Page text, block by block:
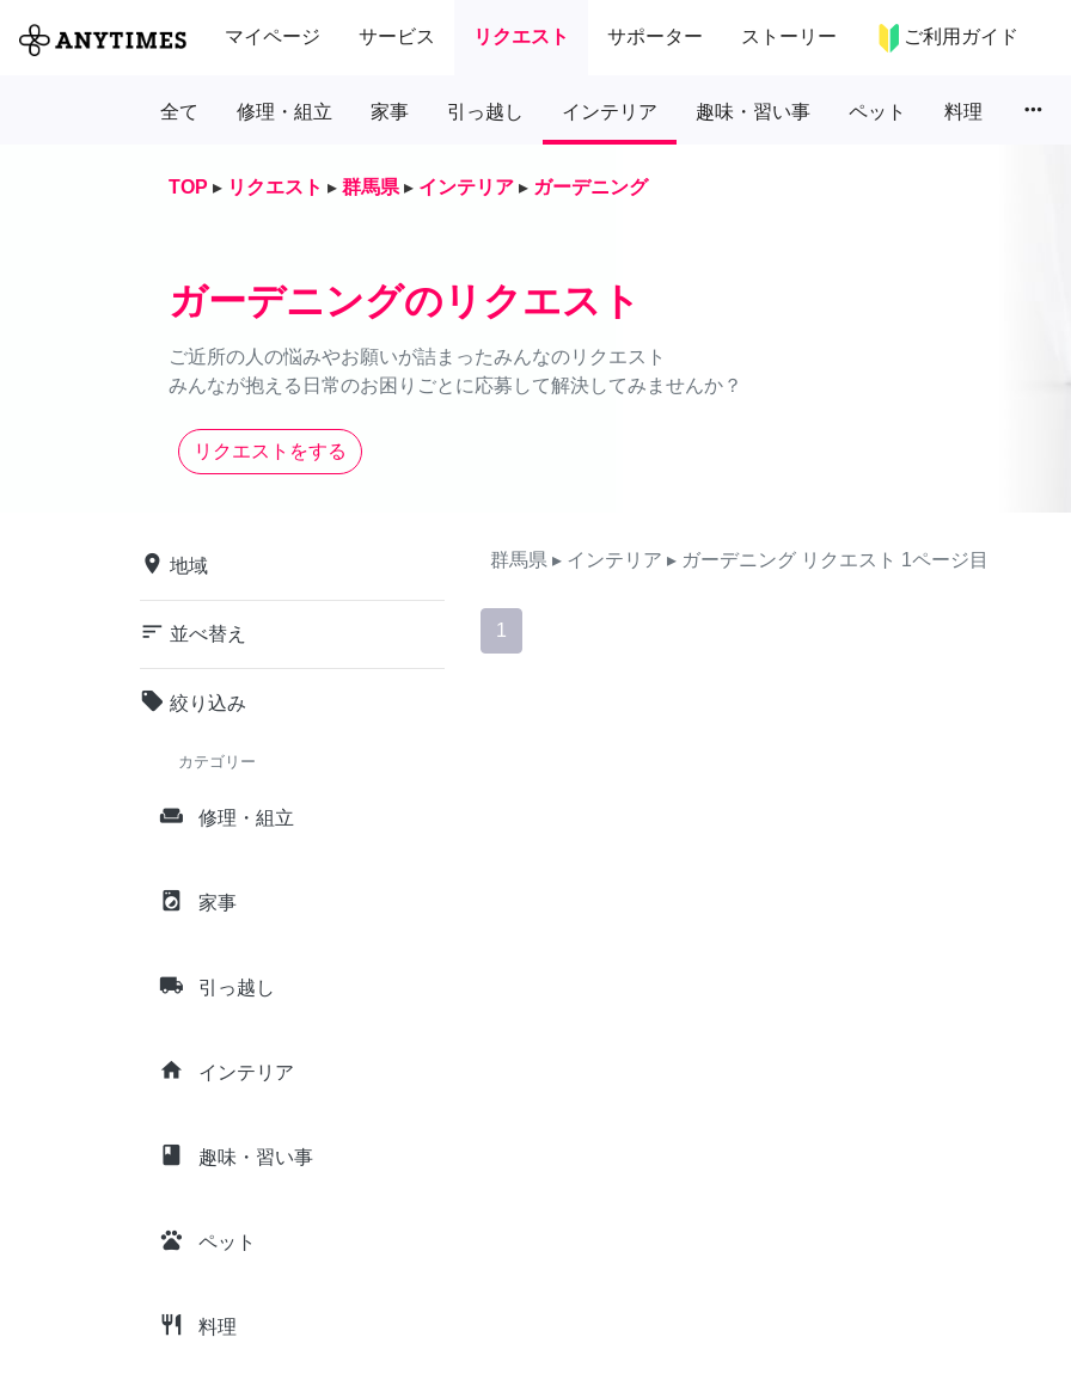
マイページ サービス リクエスト サポーター ストーリー ご利用ガイド
全て 修理・組立 家事 引っ越し インテリア 趣味・習い事 ペット 料理 more_horiz
TOP ▸ リクエスト ▸ 群馬県 ▸ インテリア ▸ ガーデニング
ガーデニングのリクエスト
ご近所の人の悩みやお願いが詰まったみんなのリクエスト
みんなが抱える日常のお困りごとに応募して解決してみませんか？
リクエストをする
place 地域
sort 並べ替え
local_offer 絞り込み
カテゴリー
weekend 修理・組立
local_laundry_service 家事
local_shipping 引っ越し
home インテリア
class 趣味・習い事
pets ペット
restaurant 料理
群馬県 ▸ インテリア ▸ ガーデニング リクエスト 1ページ目
1